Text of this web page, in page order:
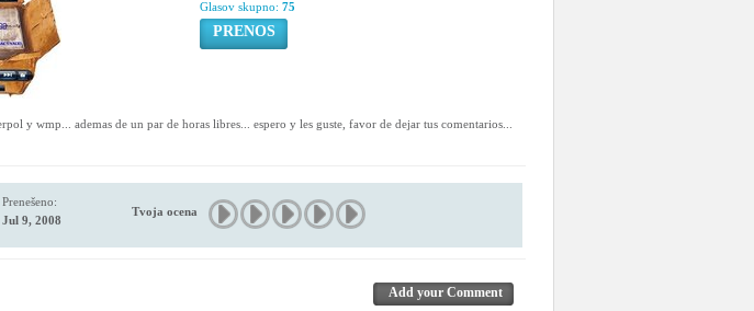
Glasov skupno: 75
PRENOS
y wmp... ademas de un par de horas libres... espero y les guste, favor de dejar tus comentarios...
Prenešeno:
Jul 9, 2008
Tvoja ocena
Add your Comment